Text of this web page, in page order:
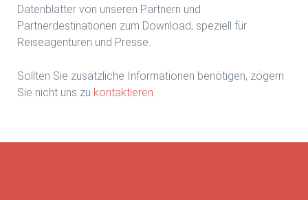
Datenblätter von unseren Partnern und
Partnerdestinationen zum Download, speziell für
Reiseagenturen und Presse.
Sollten Sie zusätzliche Informationen benötigen, zögern
Sie nicht uns zu kontaktieren.